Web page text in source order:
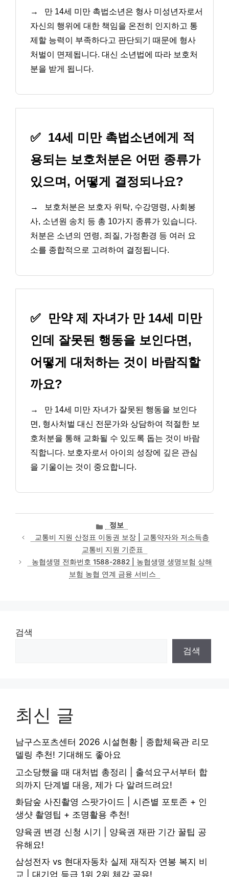
→
만 14세 미만 촉법소년은 형사 미성년자로서
자신의 행위에 대한 책임을 온전히 인지하고 통
제할 능력이 부족하다고 판단되기 때문에 형사
처벌이 면제됩니다. 대신 소년법에 따라 보호처
분을 받게 됩니다.
✅ 14세 미만 촉법소년에게 적
용되는 보호처분은 어떤 종류가
있으며, 어떻게 결정되나요?
→
보호처분은 보호자 위탁, 수강명령, 사회봉
사, 소년원 송치 등 총 10가지 종류가 있습니다.
처분은 소년의 연령, 죄질, 가정환경 등 여러 요
소를 종합적으로 고려하여 결정됩니다.
✅
만약 제 자녀가 만 14세 미만
인데 잘못된 행동을 보인다면,
어떻게 대처하는 것이 바람직할
까요?
→
만 14세 미만 자녀가 잘못된 행동을 보인다
면, 형사처벌 대신 전문가와 상담하여 적절한 보
호처분을 통해 교화될 수 있도록 돕는 것이 바람
직합니다. 보호자로서 아이의 성장에 깊은 관심
을 기울이는 것이 중요합니다.
카
테
고
리
정보
교통비 지원 산정표 이동권 보장 | 교통약자와 저소득층
교통비 지원 기준표
농협생명 전화번호 1588-2882 | 농협생명 생명보험 상해
보험 농협 연계 금융 서비스
검색
검색
최신 글
남구스포츠센터 2026 시설현황 | 종합체육관 리모
델링 추천! 기대해도 좋아요
고소당했을 때 대처법 총정리 | 출석요구서부터 합
의까지 단계별 대응, 제가 다 알려드려요!
화담숲 사진촬영 스팟가이드 | 시즌별 포토존 + 인
생샷 촬영팁 + 조명활용 추천!
양육권 변경 신청 시기 | 양육권 재판 기간 꿀팁 공
유해요!
삼성전자 vs 현대자동차 실제 재직자 연봉 복지 비
교 | 대기업 등급 1위 2위 체감 공유!